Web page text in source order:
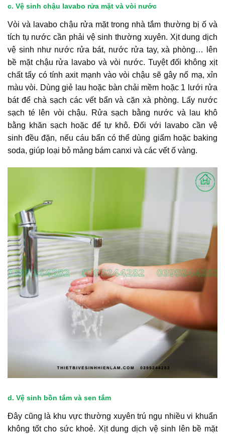
c. Vệ sinh chậu lavabo rửa mặt và vòi nước
Vòi và lavabo chậu rửa mặt trong nhà tắm thường bị ố và
tích tụ nước cần phải vệ sinh thường xuyên. Xịt dung dịch
vệ sinh như nước rửa bát, nước rửa tay, xà phòng… lên
bề mặt chậu rửa lavabo và vòi nước. Tuyệt đối không xịt
chất tẩy có tính axit mạnh vào vòi chậu sẽ gây nổ mạ, xỉn
màu vòi. Dùng giẻ lau hoặc bàn chải mềm hoặc 1 lưới rửa
bát để chà sạch các vết bẩn và cặn xà phòng. Lấy nước
sạch té lên vòi chậu. Rửa sạch bằng nước và lau khô
bằng khăn sạch hoặc để tự khô. Đối với lavabo cần vệ
sinh đều đặn, nếu cáu bẩn có thể dùng giấm hoặc baking
soda, giúp loại bỏ mảng bám canxi và các vết ố vàng.
d. Vệ sinh bồn tắm và sen tắm
Đây cũng là khu vực thường xuyên trú ngụ nhiều vi khuẩn
không tốt cho sức khoẻ. Xịt dung dịch vệ sinh lên bề mặt